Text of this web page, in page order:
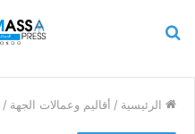
الرئيسية / أقاليم وعمالات الجهة /